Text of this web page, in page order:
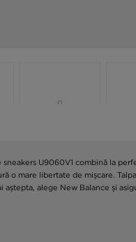
U9060V1 combină la
mare libertate de mișcare.
alege New Balance și